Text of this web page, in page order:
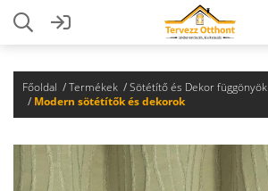
Főoldal Termékek
Sötétítő és Dekor függönyök
Modern sötétítők és dekorok